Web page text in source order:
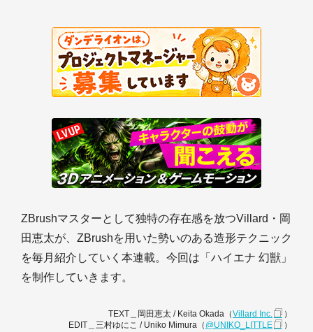
ZBrushマスターとして独特の存在感を放つVillard・岡
田恵太が、ZBrushを用いた勢いのある造形テクニック
を毎月紹介していく本連載。今回は「ハイエナ 幻獣」
を制作していきます。
TEXT＿岡田恵太 / Keita Okada（Villard Inc.
）
EDIT＿三村ゆにこ / Uniko Mimura（ @UNIKO_LITTLE ）